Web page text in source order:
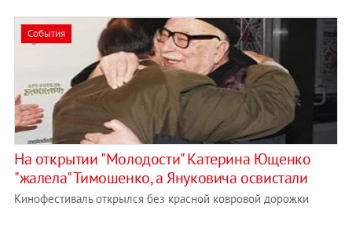
События
На открытии "Молодости" Катерина Ющенко
"жалела" Тимошенко, а Януковича освистали
Кинофестиваль открылся без красной ковровой дорожки